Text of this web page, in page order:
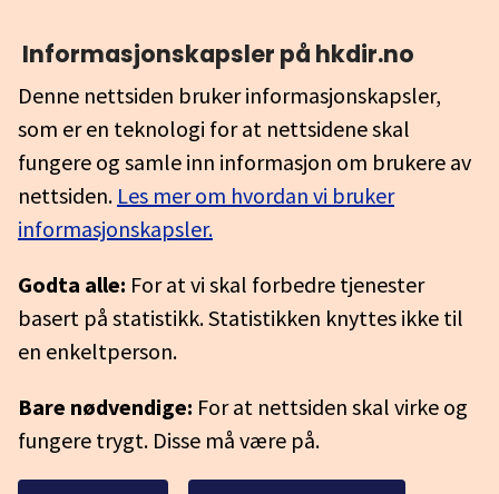
Informasjonskapsler på hkdir.no
Denne nettsiden bruker informasjonskapsler,
som er en teknologi for at nettsidene skal
fungere og samle inn informasjon om brukere av
nettsiden. Les mer om hvordan vi bruker
informasjonskapsler.
Godta alle: For at vi skal forbedre tjenester
basert på statistikk. Statistikken knyttes ikke til
en enkeltperson.
Bare nødvendige: For at nettsiden skal virke og
fungere trygt. Disse må være på.